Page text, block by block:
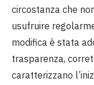
circostanza che
usufruire
modifica è stata
trasparenza,
caratterizzano